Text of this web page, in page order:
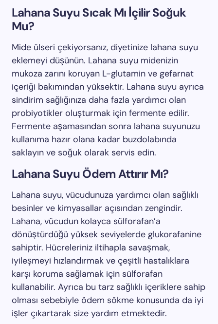
Lahana Suyu Sıcak Mı İçilir Soğuk
Mu?
Mide ülseri çekiyorsanız, diyetinize lahana suyu
eklemeyi düşünün. Lahana suyu midenizin
mukoza zarını koruyan L-glutamin ve gefarnat
içeriği bakımından yüksektir. Lahana suyu ayrıca
sindirim sağlığınıza daha fazla yardımcı olan
probiyotikler oluşturmak için fermente edilir.
Fermente aşamasından sonra lahana suyunuzu
kullanıma hazır olana kadar buzdolabında
saklayın ve soğuk olarak servis edin.
Lahana Suyu Ödem Attırır Mı?
Lahana suyu, vücudunuza yardımcı olan sağlıklı
besinler ve kimyasallar açısından zengindir.
Lahana, vücudun kolayca sülforafan’a
dönüştürdüğü yüksek seviyelerde glukorafanine
sahiptir. Hücreleriniz iltihapla savaşmak,
iyileşmeyi hızlandırmak ve çeşitli hastalıklara
karşı koruma sağlamak için sülforafan
kullanabilir. Ayrıca bu tarz sağlıklı içeriklere sahip
olması sebebiyle ödem sökme konusunda da iyi
işler çıkartarak size yardım etmektedir.